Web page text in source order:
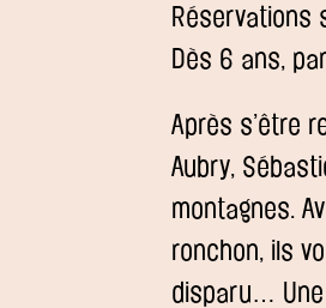
Dès 6 ans,
Après s’être
Aubry,
montagnes.
ronchon, ils
disparu… Une